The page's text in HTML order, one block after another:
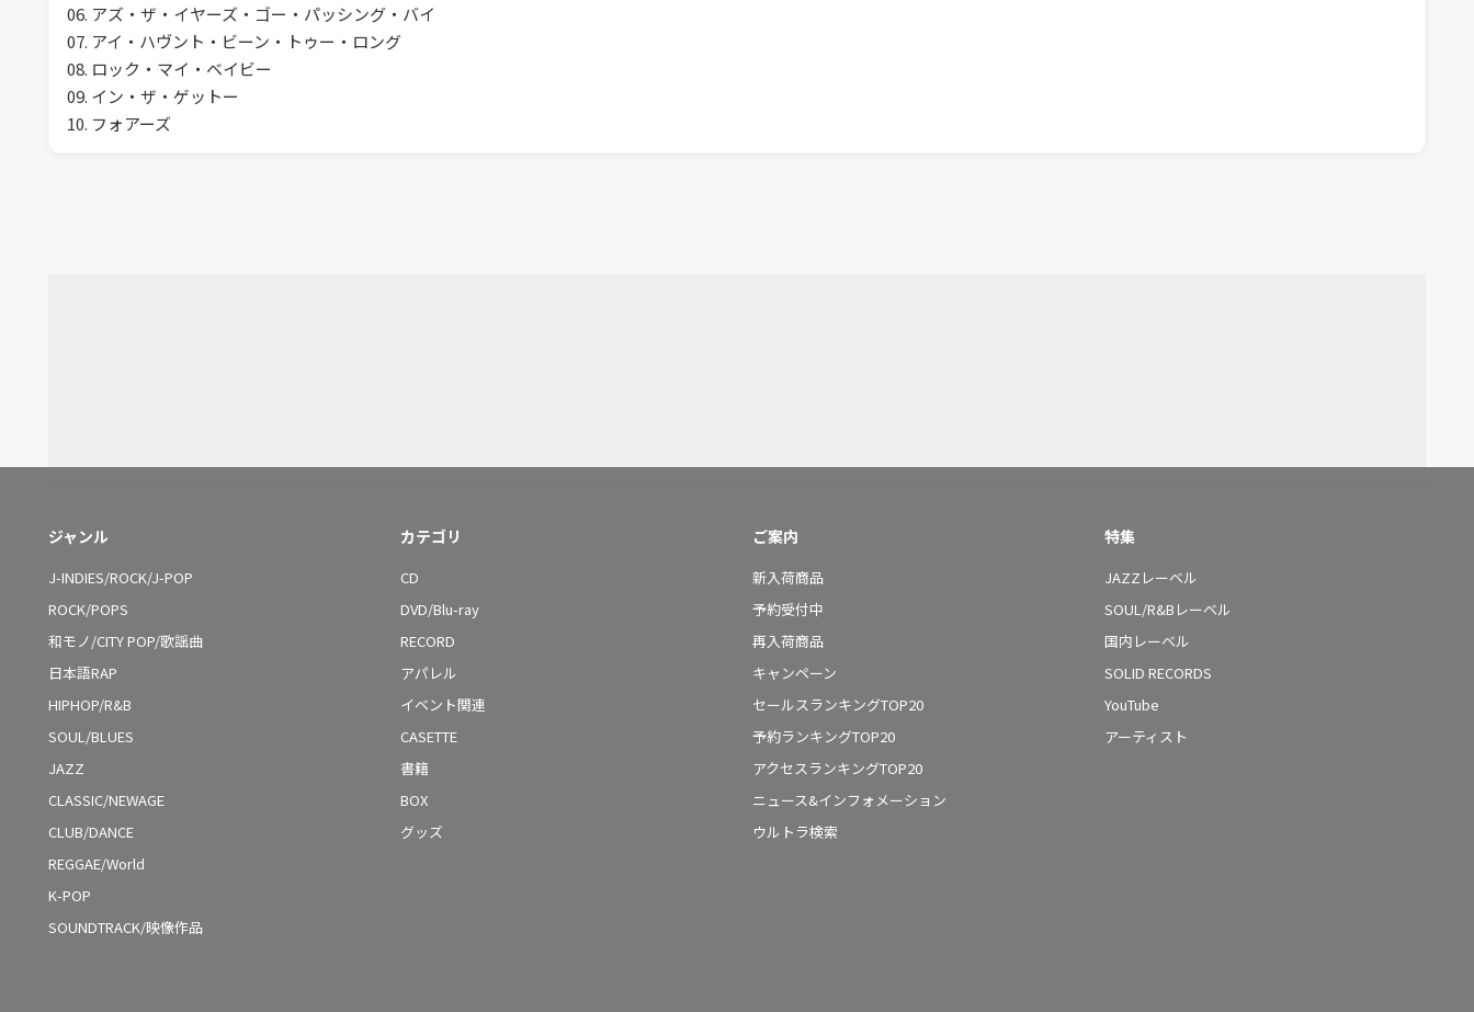
06. アズ・ザ・イヤーズ・ゴー・パッシング・バイ
07. アイ・ハヴント・ビーン・トゥー・ロング
08. ロック・マイ・ベイビー
09. イン・ザ・ゲットー
10. フォアーズ
ジャンル
J-INDIES/ROCK/J-POP
ROCK/POPS
和モノ/CITY POP/歌謡曲
日本語RAP
HIPHOP/R&B
SOUL/BLUES
JAZZ
CLASSIC/NEWAGE
CLUB/DANCE
REGGAE/World
K-POP
SOUNDTRACK/映像作品
カテゴリ
CD
DVD/Blu-ray
RECORD
アパレル
イベント関連
CASETTE
書籍
BOX
グッズ
ご案内
新入荷商品
予約受付中
再入荷商品
キャンペーン
セールスランキングTOP20
予約ランキングTOP20
アクセスランキングTOP20
ニュース&インフォメーション
ウルトラ検索
特集
JAZZレーベル
SOUL/R&Bレーベル
国内レーベル
SOLID RECORDS
YouTube
アーティスト